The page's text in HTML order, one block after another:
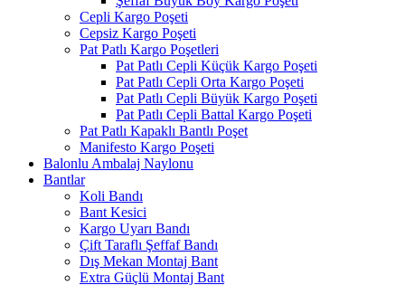
Cepli Kargo Poşeti
Cepsiz Kargo Poşeti
Pat Patlı Kargo Poşetleri
Pat Patlı Cepli Küçük Kargo Poşeti
Pat Patlı Cepli Orta Kargo Poşeti
Pat Patlı Cepli Büyük Kargo Poşeti
Pat Patlı Cepli Battal Kargo Poşeti
Pat Patlı Kapaklı Bantlı Poşet
Manifesto Kargo Poşeti
Balonlu Ambalaj Naylonu
Bantlar
Koli Bandı
Bant Kesici
Kargo Uyarı Bandı
Çift Taraflı Şeffaf Bandı
Dış Mekan Montaj Bant
Extra Güçlü Montaj Bant